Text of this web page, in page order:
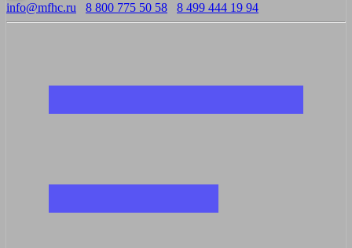
info@mfhc.ru 8 800 775 50 58 8 499 444 19 94